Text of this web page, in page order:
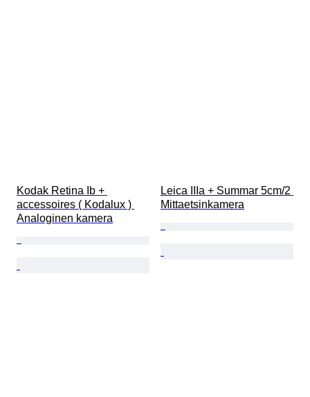
Kodak Retina Ib +
accessoires ( Kodalux )
Analoginen kamera
Leica IIIa + Summar 5cm/2
Mittaetsinkamera